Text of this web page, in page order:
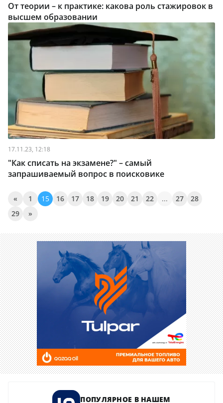
От теории – к практике: какова роль стажировок в
высшем образовании
17.11.23, 12:18
"Как списать на экзамене?" – самый
запрашиваемый вопрос в поисковике
« 1 15 16 17 18 19 20 21 22 ... 27
28
29
»